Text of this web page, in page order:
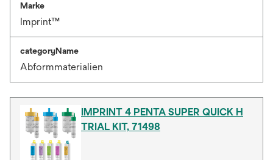
Marke
Imprint™
categoryName
Abformmaterialien
IMPRINT 4 PENTA SUPER QUICK H
TRIAL KIT, 71498